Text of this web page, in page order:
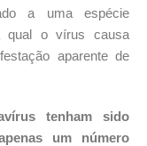
a uma espécie
qual o vírus causa
aparente de
tenham sido
um número